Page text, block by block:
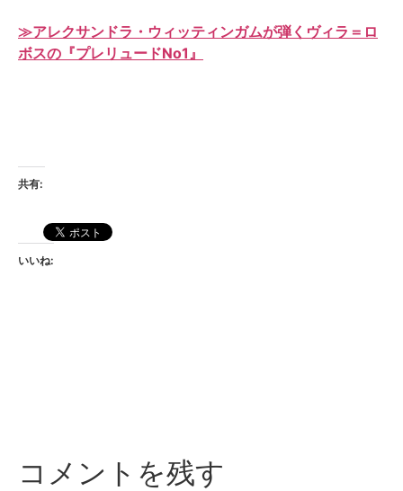
≫アレクサンドラ・ウィッティンガムが弾くヴィラ＝ロ
ボスの『プレリュードNo1』
共有:
いいね:
コメントを残す